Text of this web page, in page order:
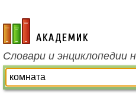
academic.ru
Словари и энциклопедии